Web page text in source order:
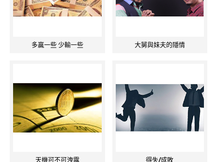
多贏一些 少輸一些 大舅與妹夫的隱情
天機可不可洩露 得失/成敗